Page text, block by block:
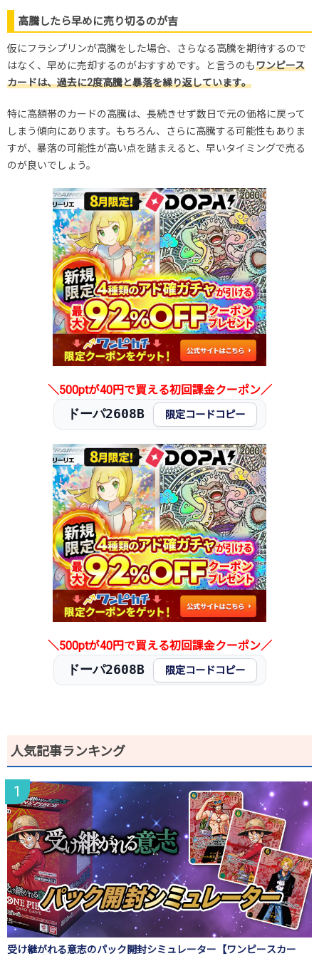
高騰したら早めに売り切るのが吉
仮にフラシプリンが高騰をした場合、さらなる高騰を期待するので
はなく、早めに売却するのがおすすめです。と言うのもワンピース
カードは、過去に2度高騰と暴落を繰り返しています。
特に高額帯のカードの高騰は、長続きせず数日で元の価格に戻って
しまう傾向にあります。もちろん、さらに高騰する可能性もありま
すが、暴落の可能性が高い点を踏まえると、早いタイミングで売る
のが良いでしょう。
＼500ptが40円で買える初回課金クーポン／
ドーパ2608B 限定コードコピー
＼500ptが40円で買える初回課金クーポン／
ドーパ2608B 限定コードコピー
人気記事ランキング
受け継がれる意志のパック開封シミュレーター【ワンピースカー